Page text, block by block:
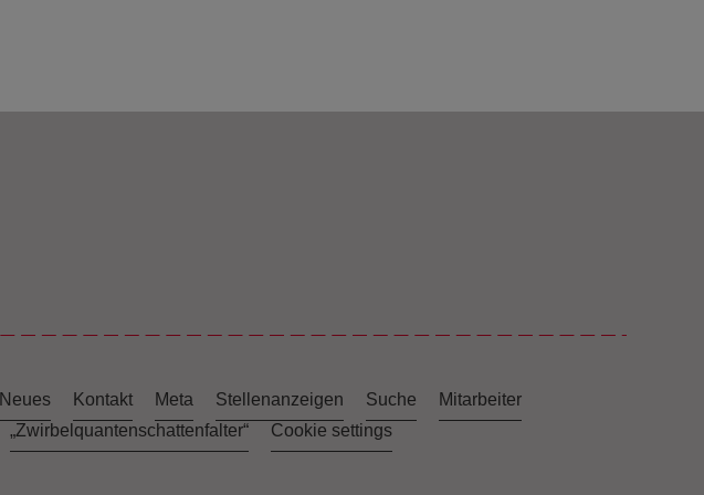
Neues Kontakt Meta Stellenanzeigen Suche
Mitarbeiter
„Zwirbelquantenschattenfalter“ Cookie settings